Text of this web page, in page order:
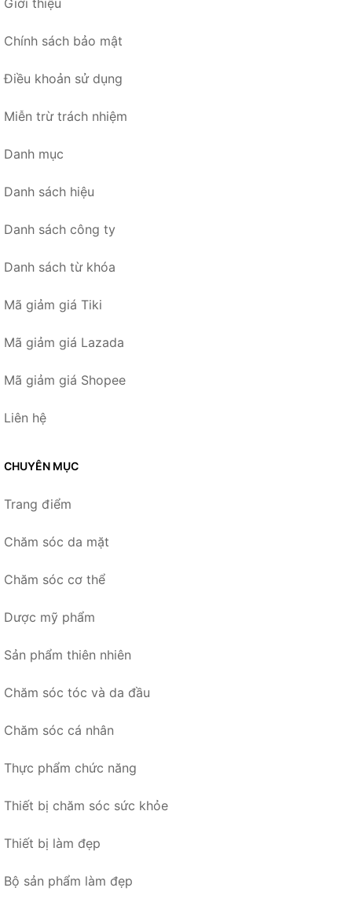
Giới thiệu
Chính sách bảo mật
Điều khoản sử dụng
Miễn trừ trách nhiệm
Danh mục
Danh sách hiệu
Danh sách công ty
Danh sách từ khóa
Mã giảm giá Tiki
Mã giảm giá Lazada
Mã giảm giá Shopee
Liên hệ
CHUYÊN MỤC
Trang điểm
Chăm sóc da mặt
Chăm sóc cơ thể
Dược mỹ phẩm
Sản phẩm thiên nhiên
Chăm sóc tóc và da đầu
Chăm sóc cá nhân
Thực phẩm chức năng
Thiết bị chăm sóc sức khỏe
Thiết bị làm đẹp
Bộ sản phẩm làm đẹp